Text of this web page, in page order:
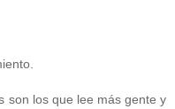
son los que lee más gente y